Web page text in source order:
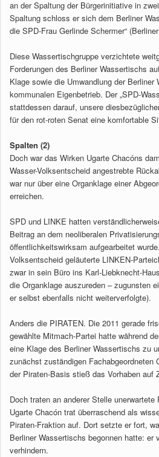
an der Spaltung der Bürgerinitiative in
Spaltung schloss er sich dem Berliner
die SPD-Frau Gerlinde Schermer“
Diese Wassertischgruppe verzichtete
Forderungen des Berliner Wassertischs
Klage sowie die Umwandlung der Berliner
kommunalen Eigenbetrieb. Der „SPD-
stattdessen darauf, unsere
für den rot-roten Senat eine komfortable
Spalten (2)
Doch war das Wirken Ugarte Chacóns
Wasser-Volksentscheid angestrebte
war nur über eine Organklage einer
erreichen.
SPD und LINKE hatten
Beitrag an dem neoliberalen
öffentlichkeitswirksam aufgearbeitet
Volksentscheid geläuterte LINKEN-
zwar in sein Büro ins Karl-Liebknecht-
die Organklage auszureden – zugunsten
er selbst ebenfalls nicht weiterverfolgte).
Anders die PIRATEN. Die 2011 gerade
gewählte Mitmach-Partei hatte während
eine Klage des Berliner Wassertischs zu
zunächst zuständigen Fachabgeordneten
der Piraten-Basis stieß das Vorhaben auf
Doch traten an anderer Stelle
Ugarte Chacón trat überraschend als
Piraten-Fraktion auf. Dort setzte er fort,
Berliner Wassertischs begonnen hatte: er
verhindern.